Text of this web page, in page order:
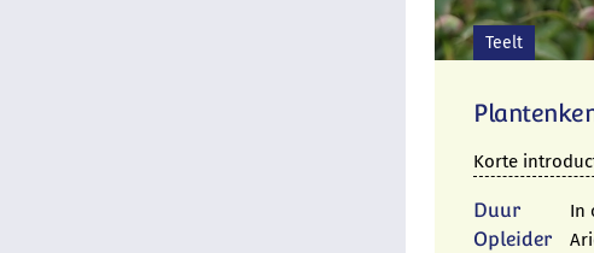
Teelt
Korte
Duur In
Opleider